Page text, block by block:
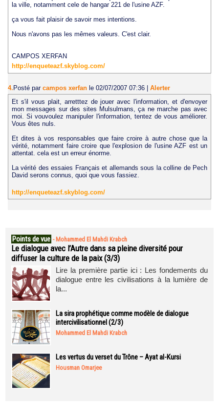
la ville, notamment cele de hangar 221 de l'usine AZF.
ça vous fait plaisir de savoir mes intentions.
Nous n'avons pas les mêmes valeurs. C'est clair.
CAMPOS XERFAN
http://enqueteazf.skyblog.com/
4.Posté par campos xerfan le 02/07/2007 07:36 | Alerter
Et s'il vous plait, arretttez de jouer avec l'information, et d'envoyer
mon messages sur des sites Mulsulmans, ça ne marche pas avec
moi. Si vouvoulez manipuler l'information, tentez de vous améliorer.
Vous êtes nuls.
Et dites à vos responsables que faire croire à autre chose que la
vérité, notamment faire croire que l'explosion de l'usine AZF est un
attentat. cela est un erreur énorme.
La vérité des essaies Français et allemands sous la colline de Pech
David serons connus, quoi que vous fassiez.
http://enqueteazf.skyblog.com/
Points de vue - Mohammed El Mahdi Krabch
Le dialogue avec l’Autre dans sa pleine diversité pour
diffuser la culture de la paix (3/3)
Lire la première partie ici : Les fondements du
dialogue entre les civilisations à la lumière de
la...
La sira prophétique comme modèle de dialogue
intercivilisationnel (2/3)
Mohammed El Mahdi Krabch
Les vertus du verset du Trône – Ayat al-Kursi
Housman Omarjee